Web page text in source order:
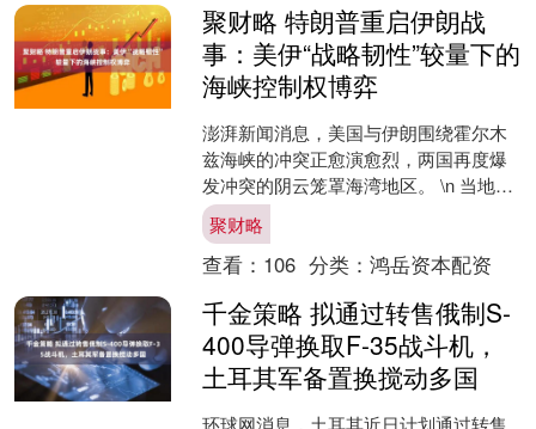
聚财略 特朗普重启伊朗战
事：美伊“战略韧性”较量下的
海峡控制权博弈
澎湃新闻消息，美国与伊朗围绕霍尔木
兹海峡的冲突正愈演愈烈，两国再度爆
发冲突的阴云笼罩海湾地区。 \n 当地时
间7月13日，美国中央司令部表示，在总
统特朗普指示下....
聚财略
查看： 106 分类： 鸿岳资本配资
千金策略 拟通过转售俄制S-
400导弹换取F-35战斗机，
土耳其军备置换搅动多国